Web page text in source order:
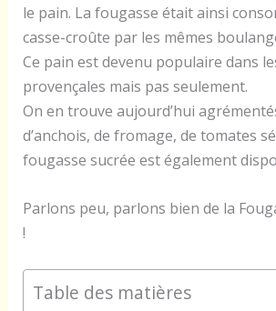
le pain. La fougasse était ainsi
casse-croûte par les mêmes
Ce pain est devenu populaire dans
provençales mais pas seulement.
On en trouve aujourd’hui
d’anchois, de fromage, de tomates
fougasse sucrée est également
Parlons peu, parlons bien de la
!
Table des matières